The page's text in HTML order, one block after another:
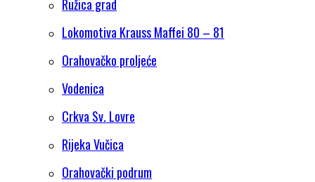
Ružica grad
Lokomotiva Krauss Maffei 80 – 81
Orahovačko proljeće
Vodenica
Crkva Sv. Lovre
Rijeka Vučica
Orahovački podrum